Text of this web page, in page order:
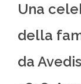
Una
della
da